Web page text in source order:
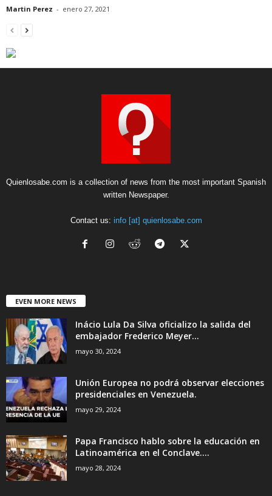
Martin Perez - enero 27, 2021
Quienlosabe.com is a collection of news from the most important Spanish
written Newspaper.
Contact us: info [at] quienlosabe.com
EVEN MORE NEWS
Inácio Lula Da Silva oficializo la salida del
embajador Frederico Meyer...
mayo 30, 2024
Unión Europea no podrá observar elecciones
presidenciales en Venezuela.
mayo 29, 2024
Papa Francisco hablo sobre la educación en
Latinoamérica en el Conclave....
mayo 28, 2024